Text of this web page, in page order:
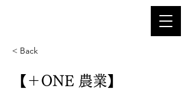
< Back
【＋ONE 農業】